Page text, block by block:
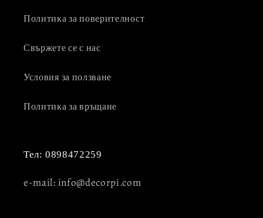
Политика за поверителност
Свържете се с нас
Условия за ползване
Политика за връщане
Тел: 0898472259
e-mail: info@decorpi.com